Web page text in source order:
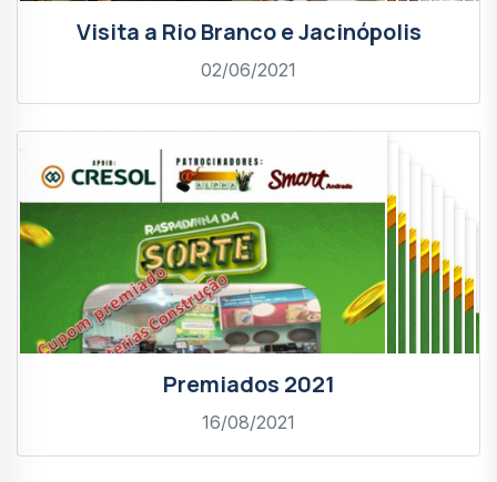
Visita a Rio Branco e Jacinópolis
02/06/2021
Premiados 2021
16/08/2021